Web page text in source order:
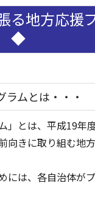
地方応援
◆
ムとは・・・
」とは、平成19年
向きに取り組む地
には、各自治体が